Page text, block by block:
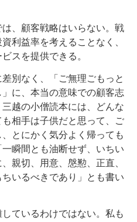
、顧客戦略はいらない。戦
利益率を考えることなく、
スを提供できる。
なく、「ご無理ごもっと
に、本当の意味での顧客志
越の小僧読本には、どんな
相手は子供だと思って、ご
とにかく気分よく帰っても
瞬間とも油断せず、いちい
親切、用意、慇懃、正直、
いるべきであり」とも書い
いるわけではない。私も